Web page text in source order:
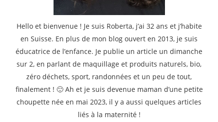
Hello et bienvenue ! Je suis Roberta, j’ai 32 ans et j’habite
en Suisse. En plus de mon blog ouvert en 2013, je suis
éducatrice de l’enfance. Je publie un article un dimanche
sur 2, en parlant de maquillage et produits naturels, bio,
zéro déchets, sport, randonnées et un peu de tout,
finalement ! 🙂 Ah et je suis devenue maman d’une petite
choupette née en mai 2023, il y a aussi quelques articles
liés à la maternité !